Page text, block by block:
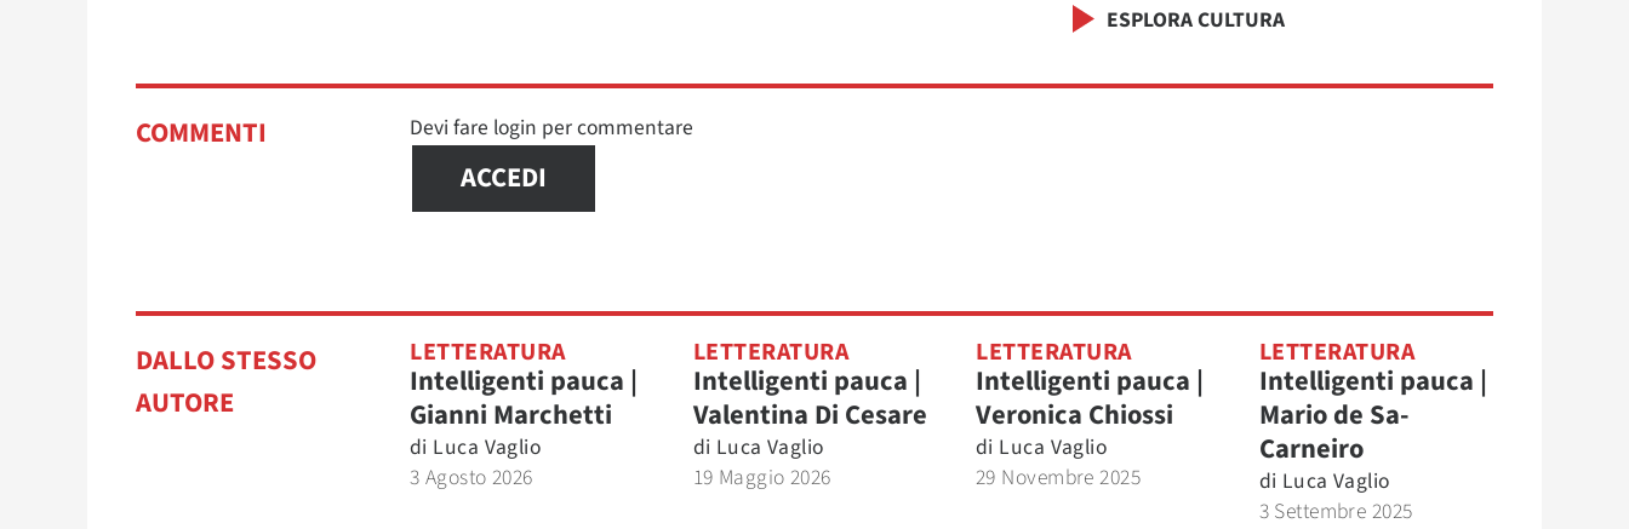
ESPLORA CULTURA
COMMENTI Devi fare login per commentare
ACCEDI
DALLO STESSO
AUTORE
LETTERATURA
Intelligenti pauca |
Gianni Marchetti
di Luca Vaglio
3 Agosto 2026
LETTERATURA
Intelligenti pauca |
Valentina Di Cesare
di Luca Vaglio
19 Maggio 2026
LETTERATURA
Intelligenti pauca |
Veronica Chiossi
di Luca Vaglio
29 Novembre 2025
LETTERATURA
Intelligenti pauca |
Mario de Sa-
Carneiro
di Luca Vaglio
3 Settembre 2025